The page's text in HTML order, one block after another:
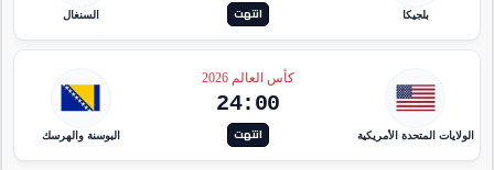
بلجيكا انتهت السنغال
الولايات المتحدة الأمريكية
كأس العالم 2026
24:00
انتهت البوسنة والهرسك